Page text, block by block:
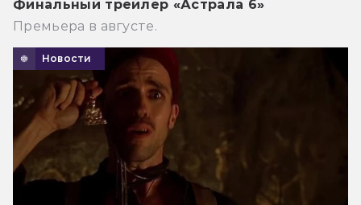
Финальный трейлер «Астрала 6»
Премьера в августе.
Новости